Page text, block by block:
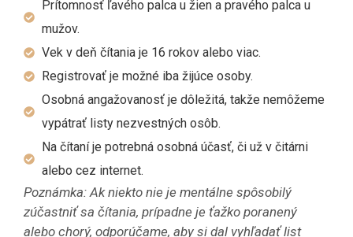
Prítomnosť ľavého palca u žien a pravého palca u
mužov.
Vek v deň čítania je 16 rokov alebo viac.
Registrovať je možné iba žijúce osoby.
Osobná angažovanosť je dôležitá, takže nemôžeme
vypátrať listy nezvestných osôb.
Na čítaní je potrebná osobná účasť, či už v čitárni
alebo cez internet.
Poznámka: Ak niekto nie je mentálne spôsobilý
zúčastniť sa čítania, prípadne je ťažko poranený
alebo chorý, odporúčame, aby si dal vyhľadať list